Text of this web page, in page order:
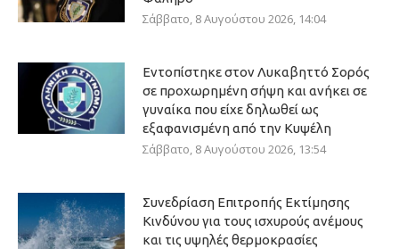
Σάββατο, 8 Αυγούστου 2026, 14:04
Εντοπίστηκε στον Λυκαβηττό Σορός
σε προχωρημένη σήψη και ανήκει σε
γυναίκα που είχε δηλωθεί ως
εξαφανισμένη από την Κυψέλη
Σάββατο, 8 Αυγούστου 2026, 13:54
Συνεδρίαση Επιτροπής Εκτίμησης
Κινδύνου για τους ισχυρούς ανέμους
και τις υψηλές θερμοκρασίες